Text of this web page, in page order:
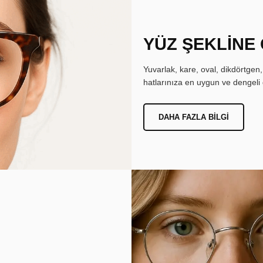
YÜZ ŞEKLİNE
Yuvarlak, kare, oval,
hatlarınıza en uygun ve
DAHA FAZLA BILGI